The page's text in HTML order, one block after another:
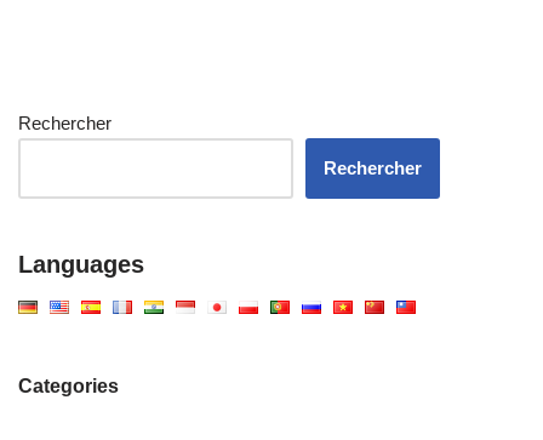
Rechercher
Rechercher
Languages
Categories